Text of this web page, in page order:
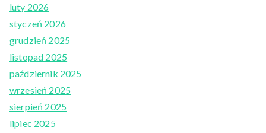
luty 2026
styczeń 2026
grudzień 2025
listopad 2025
październik 2025
wrzesień 2025
sierpień 2025
lipiec 2025